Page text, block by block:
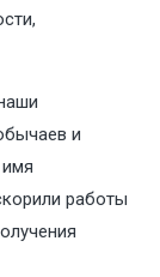
и
работы